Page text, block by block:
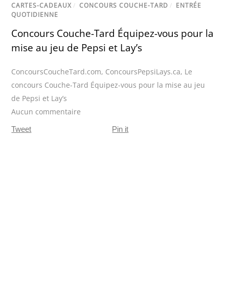
CARTES-CADEAUX / CONCOURS COUCHE-TARD / ENTRÉE
QUOTIDIENNE
Concours Couche-Tard Équipez-vous pour la
mise au jeu de Pepsi et Lay’s
ConcoursCoucheTard.com, ConcoursPepsiLays.ca, Le
concours Couche-Tard Équipez-vous pour la mise au jeu
de Pepsi et Lay’s
Aucun commentaire
Tweet Pin it